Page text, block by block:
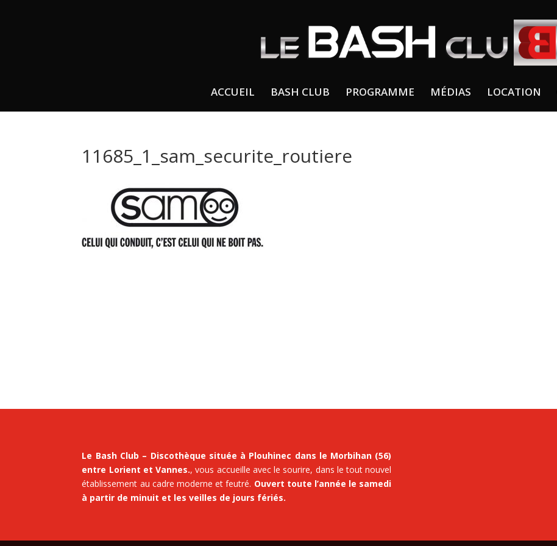
ACCUEIL BASH CLUB PROGRAMME MÉDIAS LOCATION
11685_1_sam_securite_routiere
Le Bash Club – Discothèque située à Plouhinec dans le Morbihan (56)
entre Lorient et Vannes., vous accueille avec le sourire, dans le tout nouvel
établissement au cadre moderne et feutré. Ouvert toute l’année le samedi
à partir de minuit et les veilles de jours fériés.